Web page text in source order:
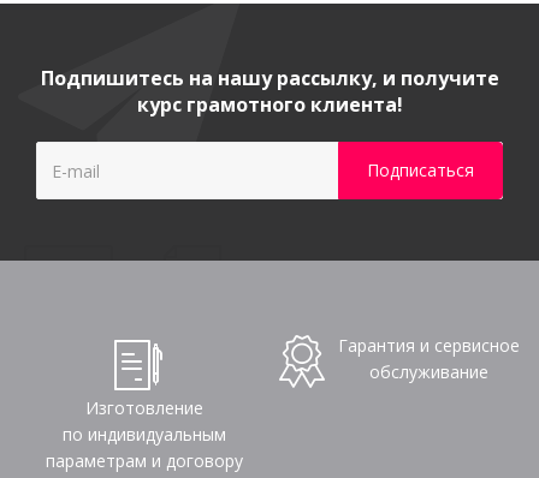
Подпишитесь на нашу рассылку, и получите
курс грамотного клиента!
Изготовление
по индивидуальным
параметрам и договору
Гарантия и сервисное
обслуживание